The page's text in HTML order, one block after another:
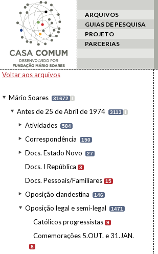
ARQUIVOS
GUIAS DE PESQUISA
PROJETO
PARCERIAS
Voltar aos arquivos
Mário Soares 31672 I
Antes de 25 de Abril de 1974 3113 I
Atividades 584
Correspondência 150
Docs. Estado Novo 27
Docs. I República 3
Docs. Pessoais/Familiares 15
Oposição clandestina 146
Oposição legal e semi-legal 1471
Católicos progressistas 9
Comemorações 5.OUT. e 31.JAN.
8